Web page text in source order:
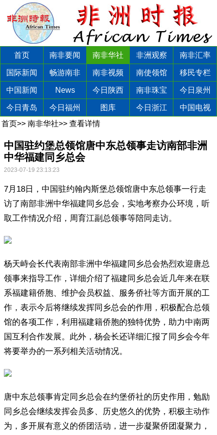
首页 南非要闻 南非华社 非洲观察 南非汇率
国际新闻 畅游南非 南非视频 南使领馆 移民专栏
中国新闻 News 今日陕西 南非珠宝 今日泉州
今日青岛 今日福州 图库 今日浙江
中国电视
首页>> 南非华社>> 查看详情
中国驻约堡总领馆唐中东总领事走访南部非洲
中华福建同乡总会
2023-07-19 23:13:23
7月18日，中国驻约翰内斯堡总领馆唐中东总领事一行走
访了南部非洲中华福建同乡总会，实地考察办公环境，听
取工作情况介绍，周育江副总领事等陪同走访。
杨天峙会长代表南部非洲中华福建同乡总会热烈欢迎唐总
领事来指导工作，详细介绍了福建同乡总会近几年来在联
系福建籍侨胞、维护会员权益、服务侨社等方面开展的工
作，表示今后将继续发挥同乡总会的作用，积极配合总领
馆的各项工作，利用福建籍侨胞的独特优势，助力中南两
国互利合作发展。此外，杨会长还详细汇报了同乡会今年
将要举办的一系列相关活动情况。
唐中东总领事肯定同乡总会在约堡侨社的历史作用，勉励
同乡总会继续发挥会员多、历史悠久的优势，积极主动作
为，多开展有意义的侨团活动，进一步凝聚侨团凝聚力，